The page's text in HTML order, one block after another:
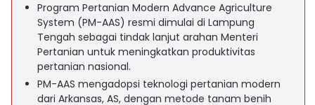
Program Pertanian Modern Advance Agriculture
System (PM-AAS) resmi dimulai di Lampung
Tengah sebagai tindak lanjut arahan Menteri
Pertanian untuk meningkatkan produktivitas
pertanian nasional.
PM-AAS mengadopsi teknologi pertanian modern
dari Arkansas, AS, dengan metode tanam benih